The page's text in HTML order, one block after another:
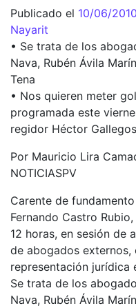
Publicado el 10/06/2010
Nayarit
• Se trata de los
Nava, Rubén Ávila
Tena
• Nos quieren meter
programada este
regidor Héctor
Por Mauricio Lira
NOTICIASPV
Carente de
Fernando Castro
12 horas, en sesión de
de abogados
representación jurídica
Se trata de los
Nava, Rubén Ávila